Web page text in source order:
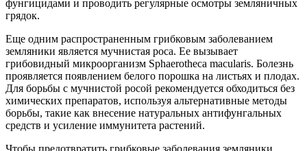
фунгицидами и проводить регулярные осмотры земляничных
грядок.
Еще одним распространенным грибковым заболеванием
земляники является мучнистая роса. Ее вызывает
грибовидный микроорганизм Sphaerotheca macularis. Болезнь
проявляется появлением белого порошка на листьях и плодах.
Для борьбы с мучнистой росой рекомендуется обходиться без
химических препаратов, используя альтернативные методы
борьбы, такие как внесение натуральных антифунгальных
средств и усиление иммунитета растений.
Чтобы предотвратить грибковые заболевания земляники,